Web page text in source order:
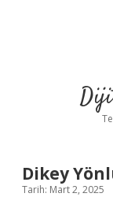
Dikey
Tarih: Mart 2, 2025